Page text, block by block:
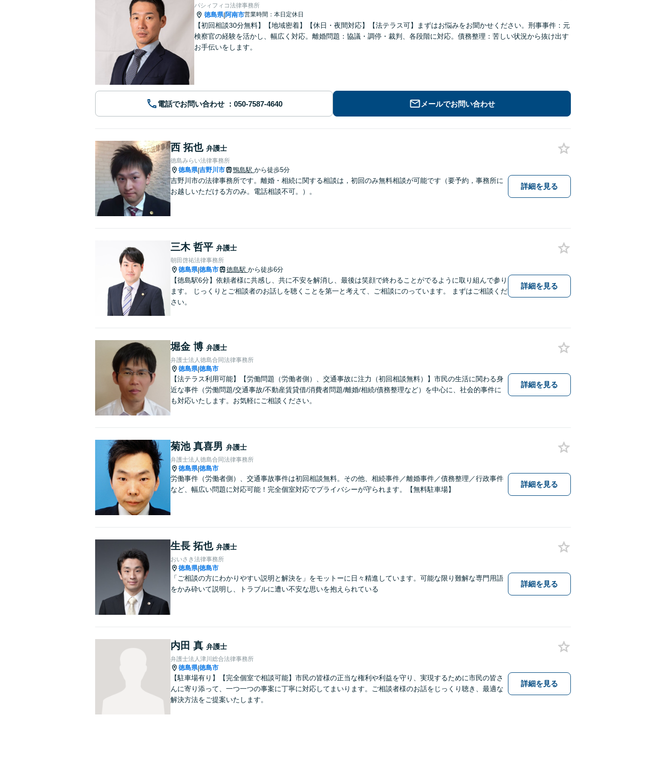
パシィフィコ法律事務所
徳島県|阿南市営業時間：本日定休日
【初回相談30分無料】【地域密着】【休日・夜間対応】【法テラス可】まずはお悩みをお聞かせください。刑事事件：元
検察官の経験を活かし、幅広く対応。離婚問題：協議・調停・裁判、各段階に対応。債務整理：苦しい状況から抜け出す
お手伝いをします。
電話でお問い合わせ メールでお問い合わせ
西 拓也 弁護士
徳島みらい法律事務所
徳島県|吉野川市 鴨島駅 から徒歩5分
吉野川市の法律事務所です。離婚・相続に関する相談は，初回のみ無料相談が可能です（要予約，事務所に
お越しいただける方のみ。電話相談不可。）。
詳細を見る
三木 哲平 弁護士
朝田啓祐法律事務所
徳島県|徳島市 徳島駅 から徒歩6分
【徳島駅6分】依頼者様に共感し、共に不安を解消し、最後は笑顔で終わることがでるように取り組んで参り
ます。 じっくりとご相談者のお話しを聴くことを第一と考えて、ご相談にのっています。 まずはご相談くだ
さい。
詳細を見る
堀金 博 弁護士
弁護士法人徳島合同法律事務所
徳島県|徳島市
【法テラス利用可能】【労働問題（労働者側）、交通事故に注力（初回相談無料）】市民の生活に関わる身
近な事件（労働問題/交通事故/不動産賃貸借/消費者問題/離婚/相続/債務整理など）を中心に、社会的事件に
も対応いたします。お気軽にご相談ください。
詳細を見る
菊池 真喜男 弁護士
弁護士法人徳島合同法律事務所
徳島県|徳島市
労働事件（労働者側）、交通事故事件は初回相談無料。その他、相続事件／離婚事件／債務整理／行政事件
など、幅広い問題に対応可能！完全個室対応でプライバシーが守られます。【無料駐車場】
詳細を見る
生長 拓也 弁護士
おいさき法律事務所
徳島県|徳島市
「ご相談の方にわかりやすい説明と解決を」をモットーに日々精進しています。可能な限り難解な専門用語
をかみ砕いて説明し、トラブルに遭い不安な思いを抱えられている
詳細を見る
内田 真 弁護士
弁護士法人津川総合法律事務所
徳島県|徳島市
【駐車場有り】【完全個室で相談可能】市民の皆様の正当な権利や利益を守り、実現するために市民の皆さ
んに寄り添って、一つ一つの事案に丁寧に対応してまいります。ご相談者様のお話をじっくり聴き、最適な
解決方法をご提案いたします。
詳細を見る